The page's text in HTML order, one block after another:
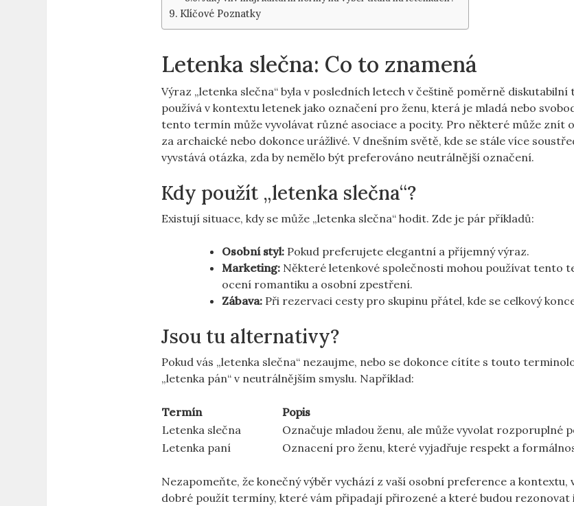
Klíčové Poznatky
Letenka slečna: Co to znamená
Výraz „letenka slečna“ byla v posledních letech v češtině poměrně diskutabilní
používá v kontextu letenek jako označení pro ženu, která je mladá nebo
tento termín může vyvolávat různé asociace a pocity. Pro některé může znít
za archaické nebo dokonce urážlivé. V dnešním světě, kde se stále více
vyvstává otázka, zda by nemělo být preferováno neutrálnější označení.
Kdy použít „letenka slečna“?
Existují situace, kdy se může „letenka slečna“ hodit. Zde je pár příkladů:
Osobní styl: Pokud preferujete elegantní a příjemný výraz.
Marketing: Některé letenkové společnosti mohou používat tento
ocení romantiku a osobní zpestření.
Zábava: Při rezervaci cesty pro skupinu přátel, kde se celkový
Jsou tu alternativy?
Pokud vás „letenka slečna“ nezaujme, nebo se dokonce cítíte s touto
„letenka pán“ v neutrálnějším smyslu. Například:
Termín
Popis
Letenka slečna
Označuje mladou ženu, ale může vyvolat rozporuplné
Letenka paní
Oznacení pro ženu, které vyjadřuje respekt a
Nezapomeňte, že konečný výběr vychází z vaší osobní preference a kontextu,
dobré použít termíny, které vám připadají přirozené a které budou rezonovat i